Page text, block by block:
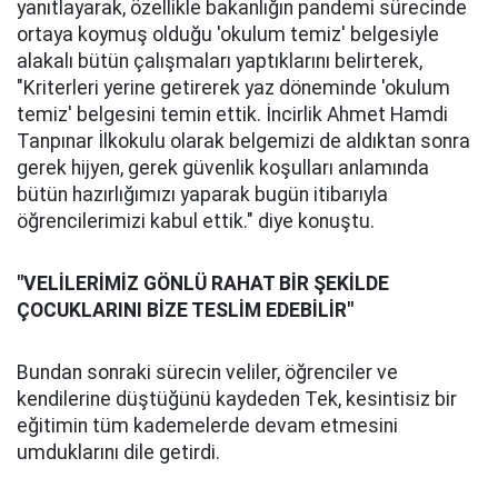
yanıtlayarak, özellikle bakanlığın pandemi sürecinde
ortaya koymuş olduğu 'okulum temiz' belgesiyle
alakalı bütün çalışmaları yaptıklarını belirterek,
"Kriterleri yerine getirerek yaz döneminde 'okulum
temiz' belgesini temin ettik. İncirlik Ahmet Hamdi
Tanpınar İlkokulu olarak belgemizi de aldıktan sonra
gerek hijyen, gerek güvenlik koşulları anlamında
bütün hazırlığımızı yaparak bugün itibarıyla
öğrencilerimizi kabul ettik." diye konuştu.
"VELİLERİMİZ GÖNLÜ RAHAT BİR ŞEKİLDE
ÇOCUKLARINI BİZE TESLİM EDEBİLİR"
Bundan sonraki sürecin veliler, öğrenciler ve
kendilerine düştüğünü kaydeden Tek, kesintisiz bir
eğitimin tüm kademelerde devam etmesini
umduklarını dile getirdi.